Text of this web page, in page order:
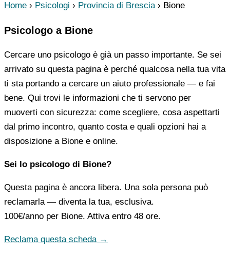
Home › Psicologi › Provincia di Brescia › Bione
Psicologo a Bione
Cercare uno psicologo è già un passo importante. Se sei
arrivato su questa pagina è perché qualcosa nella tua vita
ti sta portando a cercare un aiuto professionale — e fai
bene. Qui trovi le informazioni che ti servono per
muoverti con sicurezza: come scegliere, cosa aspettarti
dal primo incontro, quanto costa e quali opzioni hai a
disposizione a Bione e online.
Sei lo psicologo di Bione?
Questa pagina è ancora libera. Una sola persona può
reclamarla — diventa la tua, esclusiva.
100€/anno per Bione. Attiva entro 48 ore.
Reclama questa scheda →